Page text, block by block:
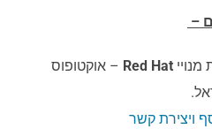
–
מנויי Red Hat
– אוקטופוס
ויצירת קשר